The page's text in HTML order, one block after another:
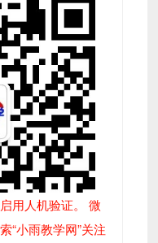
用人机验证。 微
“小雨教学网”关注